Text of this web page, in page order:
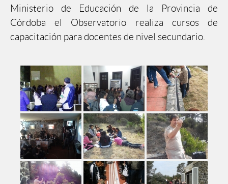
Ministerio de Educación de la Provincia de
Córdoba el Observatorio realiza cursos de
capacitación para docentes de nivel secundario.